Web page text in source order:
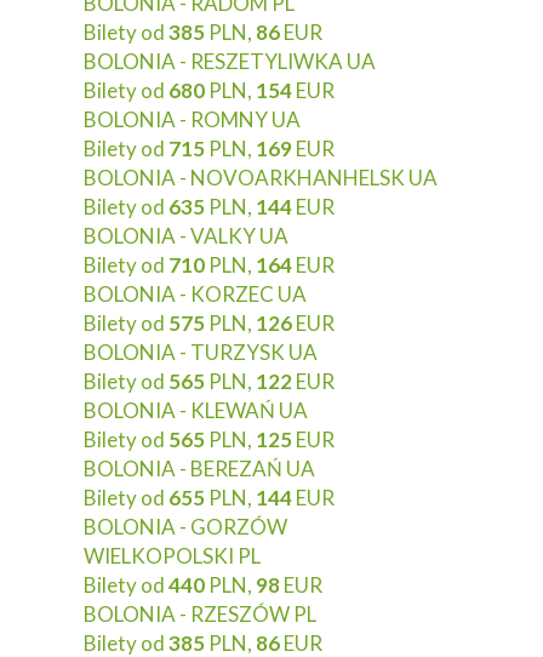
Bilety od385 PLN, 86EUR
BOLONIA - RESZETYLIWKA UA
Bilety od 680 PLN, 154EUR
BOLONIA - ROMNY UA
Bilety od 715 PLN, 169EUR
BOLONIA - NOVOARKHANHELSK UA
Bilety od 635 PLN, 144EUR
BOLONIA - VALKY UA
Bilety od 710 PLN, 164EUR
BOLONIA - KORZEC UA
Bilety od 575 PLN, 126EUR
BOLONIA - TURZYSK UA
Bilety od 565 PLN, 122EUR
BOLONIA - KLEWAŃ UA
Bilety od 565 PLN, 125EUR
BOLONIA - BEREZAŃ UA
Bilety od 655 PLN, 144EUR
BOLONIA - GORZÓW
WIELKOPOLSKI PL
Bilety od440 PLN, 98EUR
BOLONIA - RZESZÓW PL
Bilety od385 PLN, 86EUR